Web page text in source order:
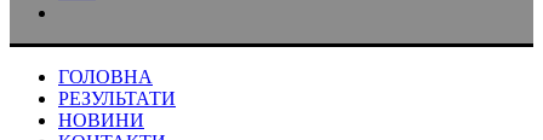
ГОЛОВНА
РЕЗУЛЬТАТИ
НОВИНИ